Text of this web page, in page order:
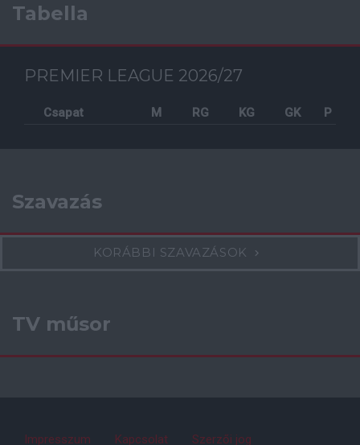
Tabella
PREMIER LEAGUE 2026/27
Csapat M RG KG GK P
Szavazás
KORÁBBI SZAVAZÁSOK
TV műsor
Impresszum Kapcsolat Szerzői jog